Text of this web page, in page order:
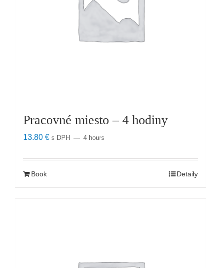
Pracovné miesto – 4 hodiny
13.80 € s DPH 4 hours
Book Detaily